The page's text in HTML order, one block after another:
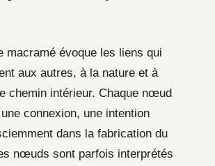
macramé évoque les liens qui
aux autres, à la nature et à
chemin intérieur. Chaque nœud
connexion, une intention
dans la fabrication du
nœuds sont parfois interprétés